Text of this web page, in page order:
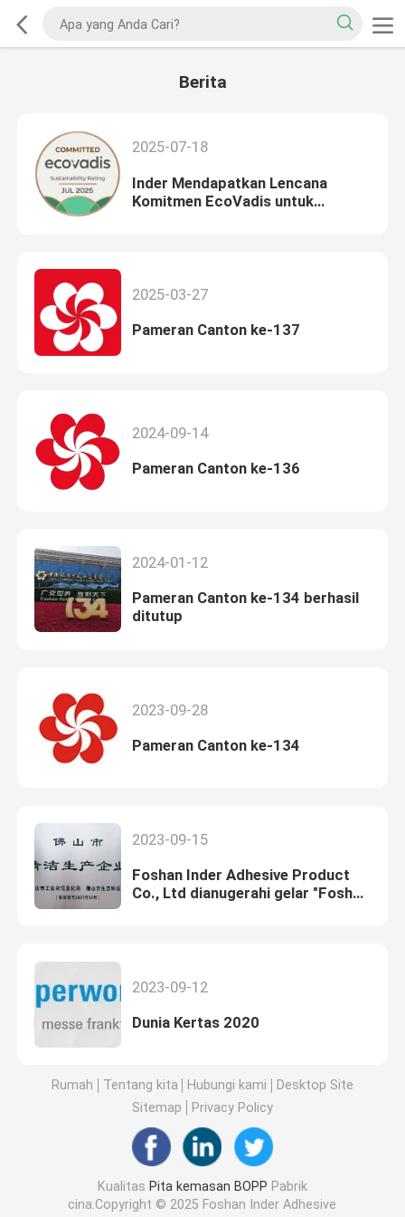
Berita
2025-07-18
Inder Mendapatkan Lencana
Komitmen EcoVadis untuk
2025-03-27
Pameran Canton ke-137
2024-09-14
Pameran Canton ke-136
2024-01-12
Pameran Canton ke-134 berhasil
ditutup
2023-09-28
Pameran Canton ke-134
2023-09-15
Foshan Inder Adhesive Product
Co., Ltd dianugerahi gelar "Foshan
2023-09-12
Dunia Kertas 2020
Rumah Tentang kita Hubungi kami
Desktop Site
Sitemap
Privacy Policy
Kualitas Pita kemasan BOPP Pabrik
cina.Copyright © 2025 Foshan Inder Adhesive